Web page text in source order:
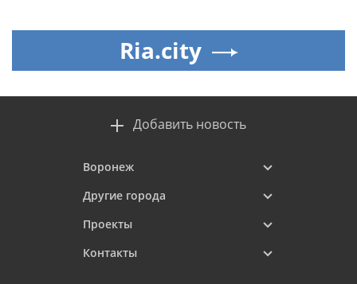
Ria.city
Добавить новость
Воронеж
Другие города
Проекты
Контакты